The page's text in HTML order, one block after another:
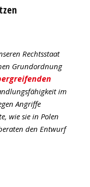
Rechtsstaat
Grundordnung
im
Angriffe
wie sie in Polen
den Entwurf